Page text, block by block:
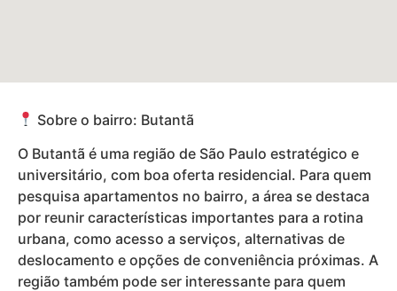
Sobre o bairro: Butantã
O Butantã é uma região de São Paulo estratégico e
universitário, com boa oferta residencial. Para quem
pesquisa apartamentos no bairro, a área se destaca
por reunir características importantes para a rotina
urbana, como acesso a serviços, alternativas de
deslocamento e opções de conveniência próximas. A
região também pode ser interessante para quem